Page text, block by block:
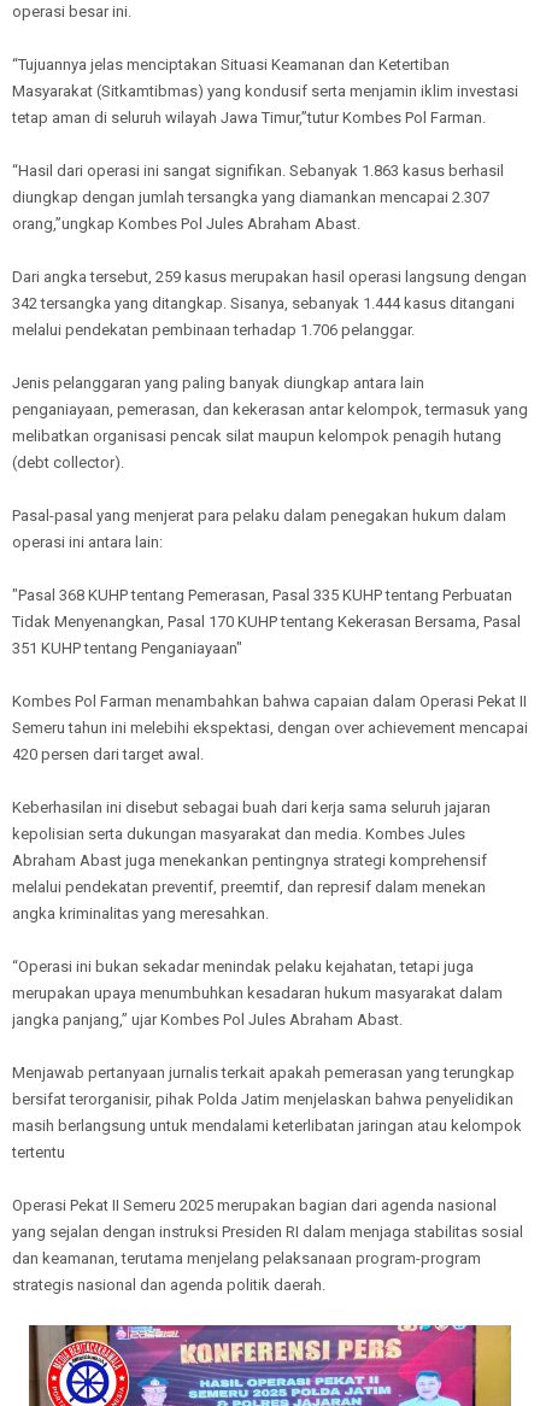
operasi besar ini.
“Tujuannya jelas menciptakan Situasi Keamanan dan Ketertiban
Masyarakat (Sitkamtibmas) yang kondusif serta menjamin iklim investasi
tetap aman di seluruh wilayah Jawa Timur,”tutur Kombes Pol Farman.
“Hasil dari operasi ini sangat signifikan. Sebanyak 1.863 kasus berhasil
diungkap dengan jumlah tersangka yang diamankan mencapai 2.307
orang,”ungkap Kombes Pol Jules Abraham Abast.
Dari angka tersebut, 259 kasus merupakan hasil operasi langsung dengan
342 tersangka yang ditangkap. Sisanya, sebanyak 1.444 kasus ditangani
melalui pendekatan pembinaan terhadap 1.706 pelanggar.
Jenis pelanggaran yang paling banyak diungkap antara lain
penganiayaan, pemerasan, dan kekerasan antar kelompok, termasuk yang
melibatkan organisasi pencak silat maupun kelompok penagih hutang
(debt collector).
Pasal-pasal yang menjerat para pelaku dalam penegakan hukum dalam
operasi ini antara lain:
"Pasal 368 KUHP tentang Pemerasan, Pasal 335 KUHP tentang Perbuatan
Tidak Menyenangkan, Pasal 170 KUHP tentang Kekerasan Bersama, Pasal
351 KUHP tentang Penganiayaan"
Kombes Pol Farman menambahkan bahwa capaian dalam Operasi Pekat II
Semeru tahun ini melebihi ekspektasi, dengan over achievement mencapai
420 persen dari target awal.
Keberhasilan ini disebut sebagai buah dari kerja sama seluruh jajaran
kepolisian serta dukungan masyarakat dan media. Kombes Jules
Abraham Abast juga menekankan pentingnya strategi komprehensif
melalui pendekatan preventif, preemtif, dan represif dalam menekan
angka kriminalitas yang meresahkan.
“Operasi ini bukan sekadar menindak pelaku kejahatan, tetapi juga
merupakan upaya menumbuhkan kesadaran hukum masyarakat dalam
jangka panjang,” ujar Kombes Pol Jules Abraham Abast.
Menjawab pertanyaan jurnalis terkait apakah pemerasan yang terungkap
bersifat terorganisir, pihak Polda Jatim menjelaskan bahwa penyelidikan
masih berlangsung untuk mendalami keterlibatan jaringan atau kelompok
tertentu
Operasi Pekat II Semeru 2025 merupakan bagian dari agenda nasional
yang sejalan dengan instruksi Presiden RI dalam menjaga stabilitas sosial
dan keamanan, terutama menjelang pelaksanaan program-program
strategis nasional dan agenda politik daerah.